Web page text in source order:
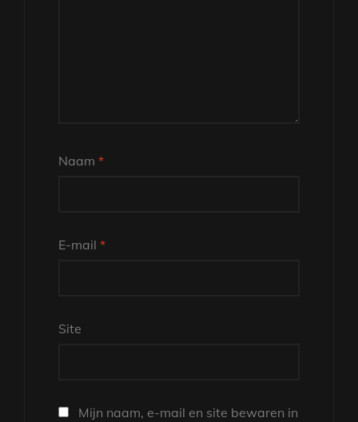
Naam *
E-mail *
Site
Mijn naam, e-mail en site bewaren in